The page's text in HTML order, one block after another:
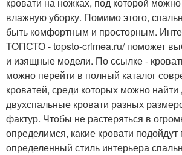
влажную уборку. Помимо этого,
быть комфортным и просторным.
ТОПСТО - topsto-crimea.ru/ поможет
и изящные модели. По ссылке -
можно перейти в полный каталог
кроватей, среди которых можно найти
двухспальные кровати разных
фактур. Чтобы не растеряться в
определимся, какие кровати подойдут
определенный стиль интерьера